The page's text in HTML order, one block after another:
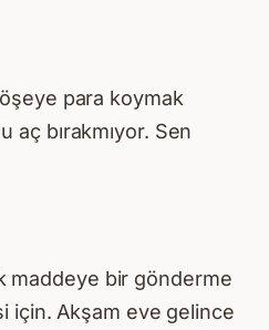
para koymak
aç bırakmıyor. Sen
maddeye bir gönderme
için. Akşam eve gelince